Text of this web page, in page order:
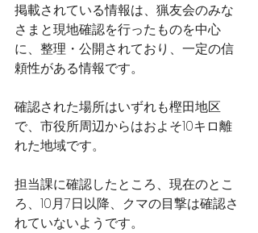
掲載されている情報は、猟友会のみな
さまと現地確認を行ったものを中心
に、整理・公開されており、一定の信
頼性がある情報です。
確認された場所はいずれも樫田地区
で、市役所周辺からはおよそ10キロ離
れた地域です。
担当課に確認したところ、現在のとこ
ろ、10月7日以降、クマの目撃は確認さ
れていないようです。